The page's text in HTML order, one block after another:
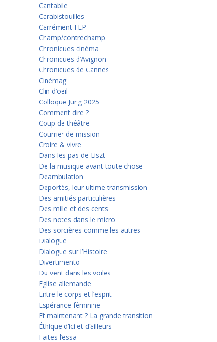
Cantabile
Carabistouilles
Carrément FEP
Champ/contrechamp
Chroniques cinéma
Chroniques d’Avignon
Chroniques de Cannes
Cinémag
Clin d’oeil
Colloque Jung 2025
Comment dire ?
Coup de théâtre
Courrier de mission
Croire & vivre
Dans les pas de Liszt
De la musique avant toute chose
Déambulation
Déportés, leur ultime transmission
Des amitiés particulières
Des mille et des cents
Des notes dans le micro
Des sorcières comme les autres
Dialogue
Dialogue sur l’Histoire
Divertimento
Du vent dans les voiles
Eglise allemande
Entre le corps et l’esprit
Espérance féminine
Et maintenant ? La grande transition
Éthique d’ici et d’ailleurs
Faites l’essai